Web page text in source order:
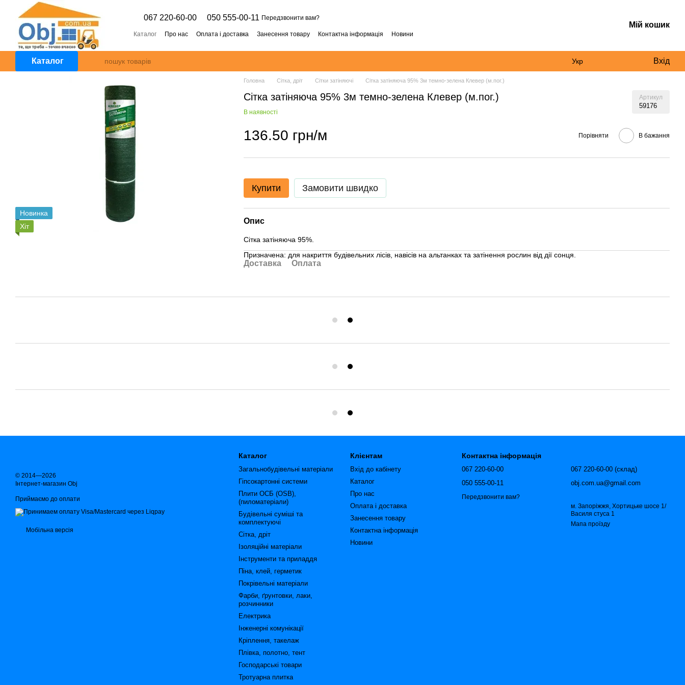
Перейти к основному контенту
067 220-60-00 050 555-00-11 Передзвонити вам?
Каталог Про нас Оплата і доставка Занесення товару Контактна інформація Новини
Мій кошик
Каталог Укр Вхід
Новинка
Хіт
Головна Сітка, дріт Сітки затіняючі Сітка затіняюча 95% 3м темно-зелена Клевер (м.пог.)
Сітка затіняюча 95% 3м темно-зелена Клевер (м.пог.) Артикул
59176
В наявності
136.50 грн/м Порівняти В бажання
Купити Замовити швидко
Опис
Сітка затіняюча 95%.
Призначена: для накриття будівельних лісів, навісів на альтанках та затінення рослин від дії сонця.
Доставка Оплата
© 2014—2026
Інтернет-магазин Obj
Приймаємо до оплати
Мобільна версія
Каталог
Загальнобудівельні матеріали
Гіпсокартонні системи
Плити ОСБ (OSB),
(пиломатеріали)
Будівельні суміші та
комплектуючі
Сітка, дріт
Ізоляційні матеріали
Інструменти та приладдя
Піна, клей, герметик
Покрівельні матеріали
Фарби, ґрунтовки, лаки,
розчинники
Електрика
Інженерні комунікації
Кріплення, такелаж
Плівка, полотно, тент
Господарські товари
Тротуарна плитка
Клієнтам
Вхід до кабінету
Каталог
Про нас
Оплата і доставка
Занесення товару
Контактна інформація
Новини
Контактна інформація
067 220-60-00
050 555-00-11
Передзвонити вам?
067 220-60-00 (склад)
obj.com.ua@gmail.com
м. Запоріжжя, Хортицьке шосе 1/
Василя стуса 1
Мапа проїзду